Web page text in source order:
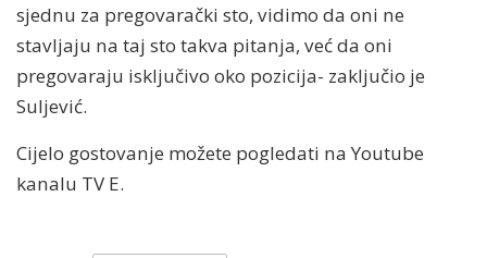
sjednu za pregovarački sto, vidimo da oni ne
stavljaju na taj sto takva pitanja, već da oni
pregovaraju isključivo oko pozicija- zaključio je
Suljević.
Cijelo gostovanje možete pogledati na Youtube
kanalu TV E.